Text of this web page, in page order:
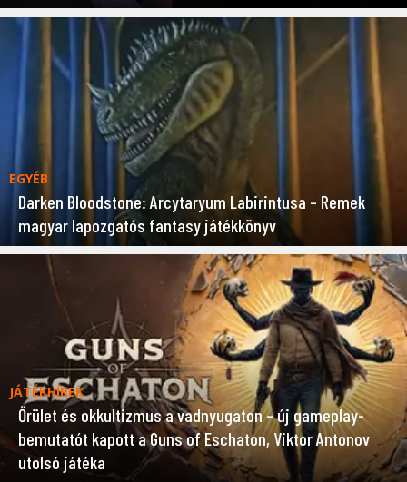
EGYÉB
Darken Bloodstone: Arcytaryum Labirintusa – Remek
magyar lapozgatós fantasy játékkönyv
JÁTÉKHÍREK
Őrület és okkultizmus a vadnyugaton – új gameplay-
bemutatót kapott a Guns of Eschaton, Viktor Antonov
utolsó játéka